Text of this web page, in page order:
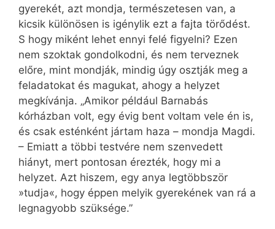
gyerekét, azt mondja, természetesen van, a
kicsik különösen is igénylik ezt a fajta törődést.
S hogy miként lehet ennyi felé figyelni? Ezen
nem szoktak gondolkodni, és nem terveznek
előre, mint mondják, mindig úgy osztják meg a
feladatokat és magukat, ahogy a helyzet
megkívánja. „Amikor például Barnabás
kórházban volt, egy évig bent voltam vele én is,
és csak esténként jártam haza – mondja Magdi.
– Emiatt a többi testvére nem szenvedett
hiányt, mert pontosan érezték, hogy mi a
helyzet. Azt hiszem, egy anya legtöbbször
»tudja«, hogy éppen melyik gyerekének van rá a
legnagyobb szüksége.”